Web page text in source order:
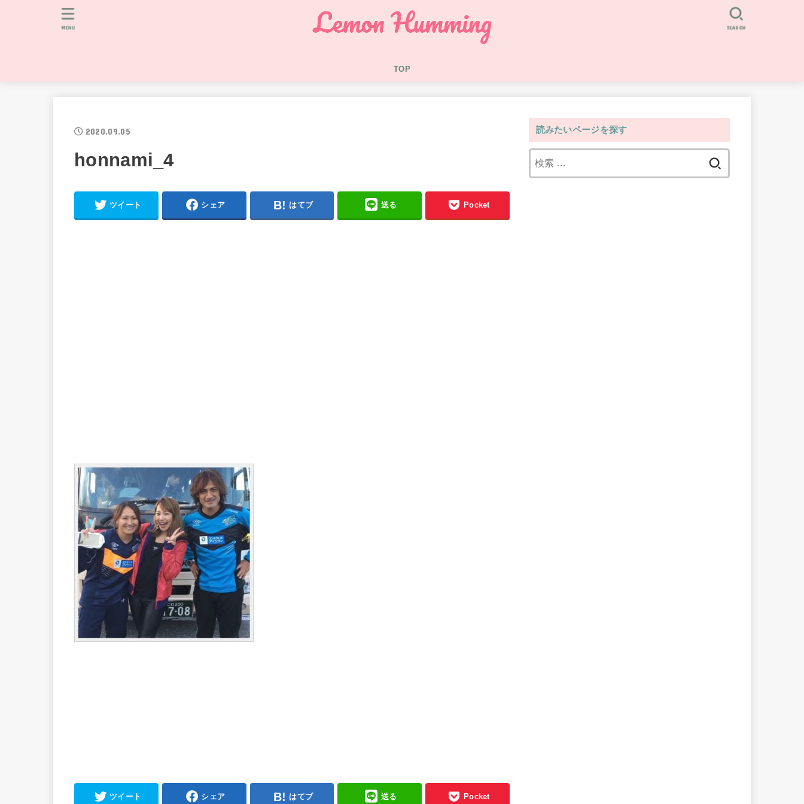
TOP
SEARCH
MENU
2020.09.05
honnami_4
ツイート シェア はてブ 送る Pocket
ツイート シェア はてブ 送る Pocket
読みたいページを探す